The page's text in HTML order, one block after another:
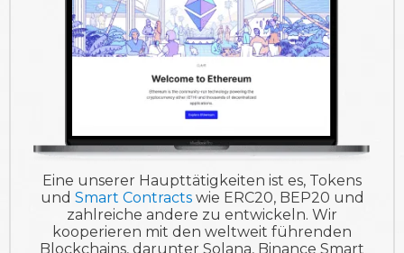
Eine unserer Haupttätigkeiten ist es, Tokens
und Smart Contractswie ERC20, BEP20 und
zahlreiche andere zu entwickeln. Wir
kooperieren mit den weltweit führenden
Blockchains, darunter Solana, Binance Smart